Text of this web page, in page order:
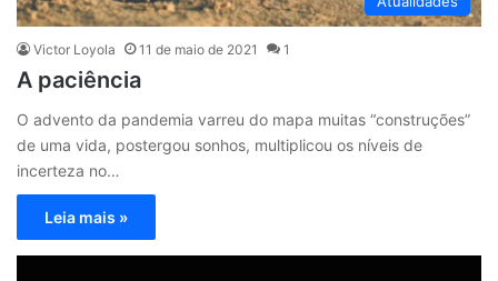
Victor Loyola 11 de maio de 2021 1
A paciência
O advento da pandemia varreu do mapa muitas “construções”
de uma vida, postergou sonhos, multiplicou os níveis de
incerteza no…
Leia mais »